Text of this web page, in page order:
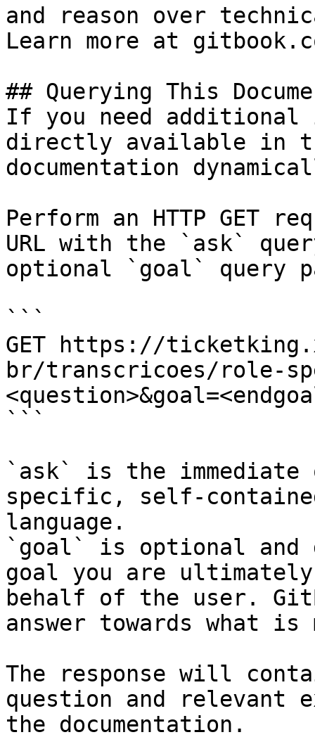
and reason over
Learn more at
## Querying This
If you need
directly available in
documentation
Perform an HTTP GET
URL with the `ask`
optional `goal` query
```
GET https://
br/transcricoes/role-
```
`ask` is the
specific, self-
language.
`goal` is optional and
goal you are
behalf of the user.
answer towards what
The response will
question and relevant
the documentation.